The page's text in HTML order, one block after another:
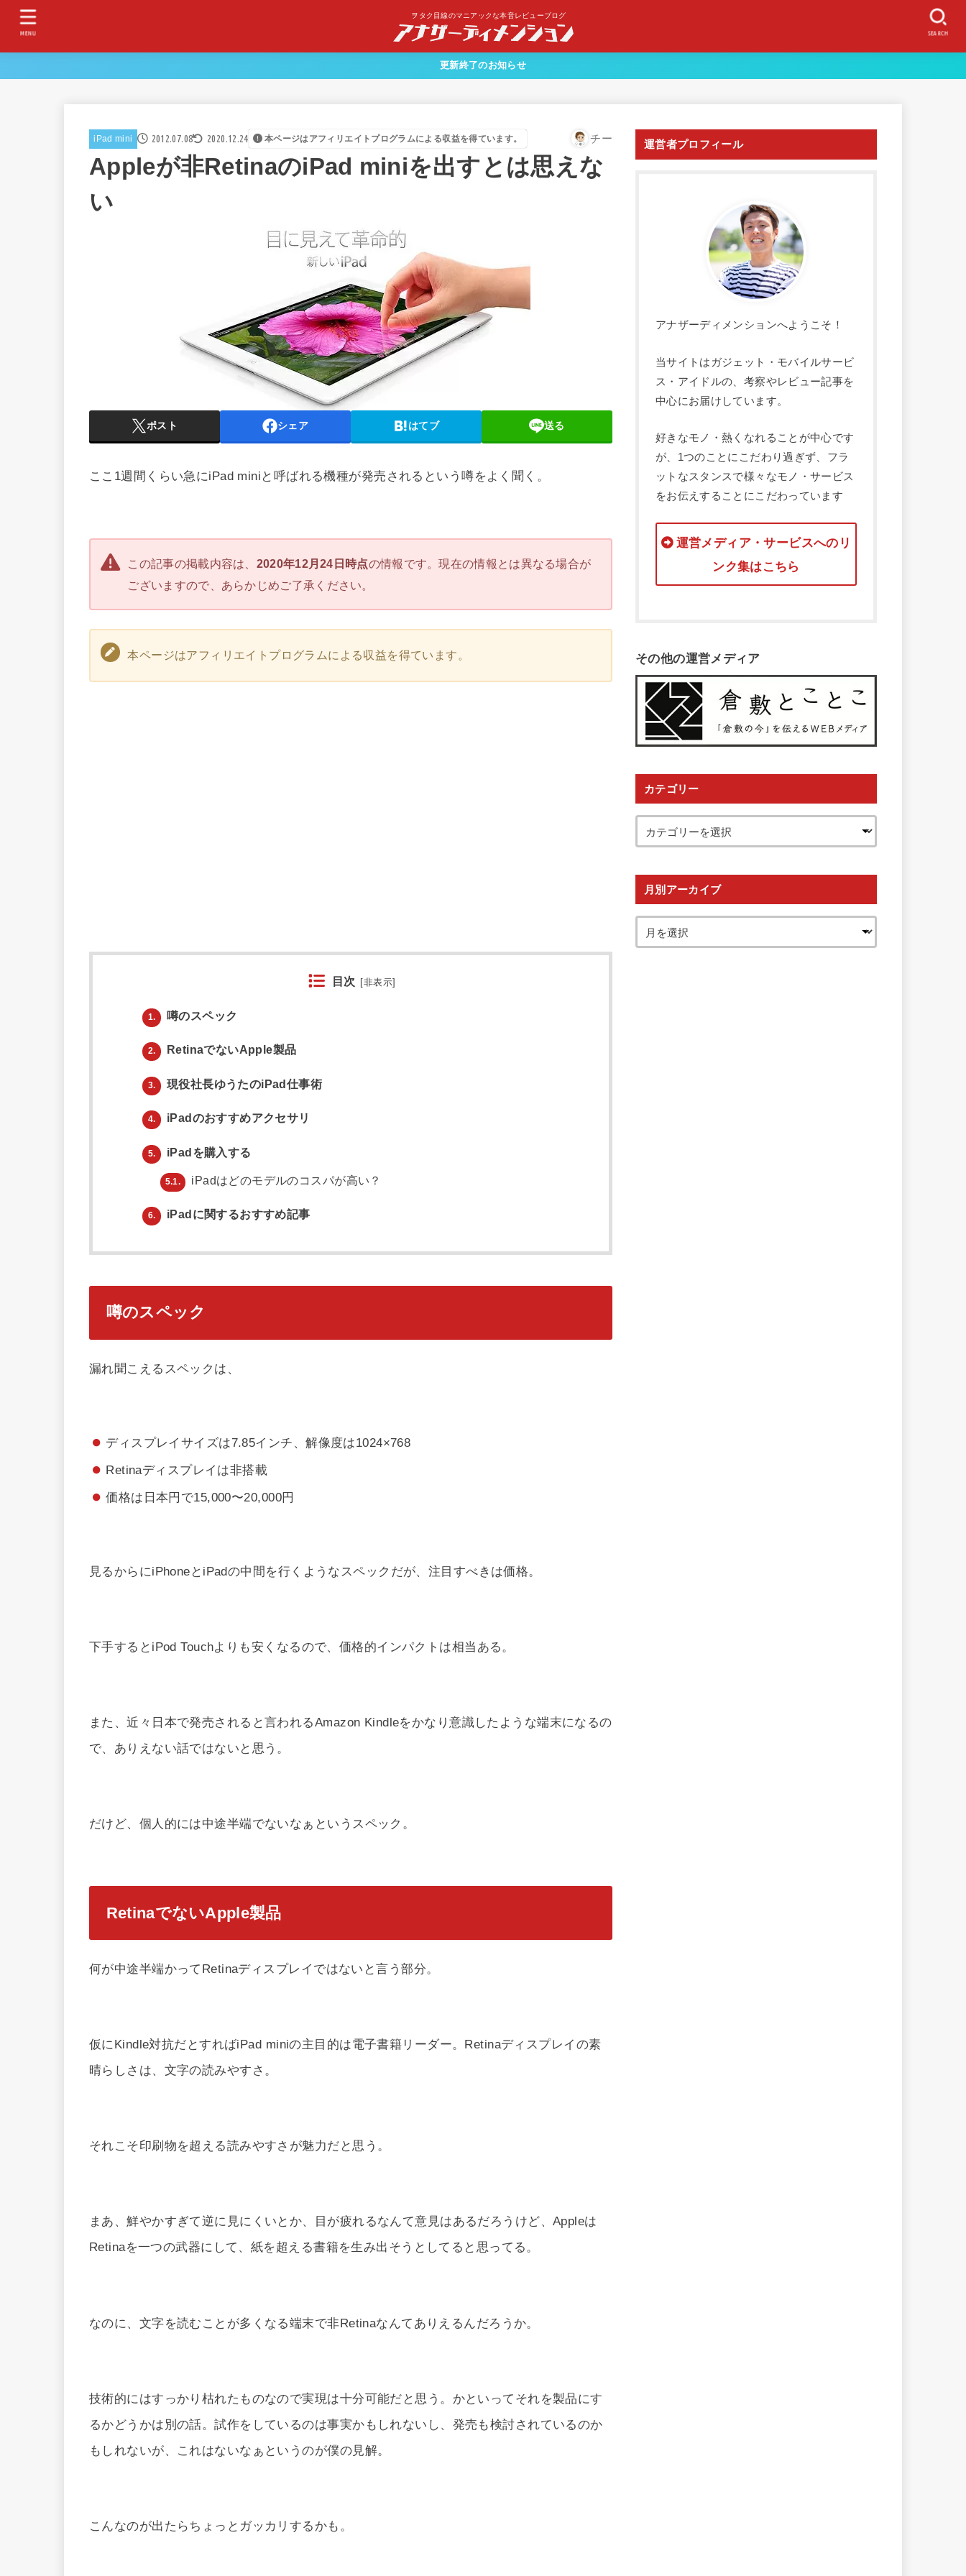
ヲタク目線のマニアックな本音レビューブログ
SEARCH
MENU
更新終了のお知らせ
iPad mini 2012.07.08 2020.12.24 本ページはアフィリエイトプログラムによる収益を得ています。 チー
Appleが非RetinaのiPad miniを出すとは思えな
い
ポスト シェア はてブ 送る
ここ1週間くらい急にiPad miniと呼ばれる機種が発売されるという噂をよく聞く。
この記事の掲載内容は、 2020年12月24日時点の情報です。現在の情報とは異なる場合が
ございますので、あらかじめご了承ください。
本ページはアフィリエイトプログラムによる収益を得ています。
目次 [非表示]
1. 噂のスペック
2. RetinaでないApple製品
3. 現役社長ゆうたのiPad仕事術
4. iPadのおすすめアクセサリ
5. iPadを購入する
5.1. iPadはどのモデルのコスパが高い？
6. iPadに関するおすすめ記事
噂のスペック
漏れ聞こえるスペックは、
ディスプレイサイズは7.85インチ、解像度は1024×768
Retinaディスプレイは非搭載
価格は日本円で15,000〜20,000円
見るからにiPhoneとiPadの中間を行くようなスペックだが、注目すべきは価格。
下手するとiPod Touchよりも安くなるので、価格的インパクトは相当ある。
また、近々日本で発売されると言われるAmazon Kindleをかなり意識したような端末になるの
で、ありえない話ではないと思う。
だけど、個人的には中途半端でないなぁというスペック。
RetinaでないApple製品
何が中途半端かってRetinaディスプレイではないと言う部分。
仮にKindle対抗だとすればiPad miniの主目的は電子書籍リーダー。Retinaディスプレイの素
晴らしさは、文字の読みやすさ。
それこそ印刷物を超える読みやすさが魅力だと思う。
まあ、鮮やかすぎて逆に見にくいとか、目が疲れるなんて意見はあるだろうけど、Appleは
Retinaを一つの武器にして、紙を超える書籍を生み出そうとしてると思ってる。
なのに、文字を読むことが多くなる端末で非Retinaなんてありえるんだろうか。
技術的にはすっかり枯れたものなので実現は十分可能だと思う。かといってそれを製品にす
るかどうかは別の話。試作をしているのは事実かもしれないし、発売も検討されているのか
もしれないが、これはないなぁというのが僕の見解。
こんなのが出たらちょっとガッカリするかも。
運営者プロフィール
アナザーディメンションへようこそ！
当サイトはガジェット・モバイルサービ
ス・アイドルの、考察やレビュー記事を
中心にお届けしています。
好きなモノ・熱くなれることが中心です
が、1つのことにこだわり過ぎず、フラ
ットなスタンスで様々なモノ・サービス
をお伝えすることにこだわっています
運営メディア・サービスへのリ
ンク集はこちら
その他の運営メディア
カテゴリー
月別アーカイブ